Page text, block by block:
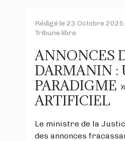
Rédigé le 23 Octobre 2025
Tribune libre.
ANNONCES
DARMANIN :
PARADIGME
ARTIFICIEL
Le ministre de la
des annonces